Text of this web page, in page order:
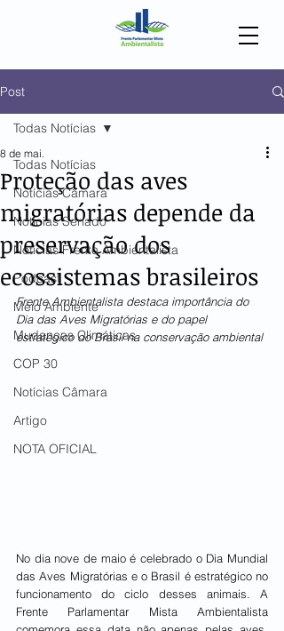
Post
Todas Notícias
Notícias Câmara
Notícias Senado
Notícias Frente Ambientalista
Podcast
Meio Ambiente
Mudanças Climáticas
COP 30
Notícias Câmara
Artigo
NOTA OFICIAL
Todas Notícias
Proteção das aves
migratórias depende da
preservação dos
ecossistemas brasileiros
8 de mai.
Frente Ambientalista destaca importância do
Dia das Aves Migratórias e do papel
estratégico do Brasil na conservação ambiental
No dia nove de maio é celebrado o Dia Mundial
das Aves Migratórias e o Brasil é estratégico no
funcionamento do ciclo desses animais. A
Frente Parlamentar Mista Ambientalista